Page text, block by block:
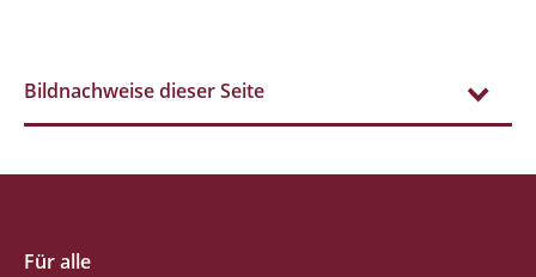
Bildnachweise dieser Seite
Für alle